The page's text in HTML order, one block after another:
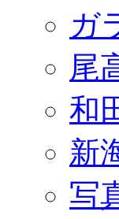
ガ
尾
和
新
写